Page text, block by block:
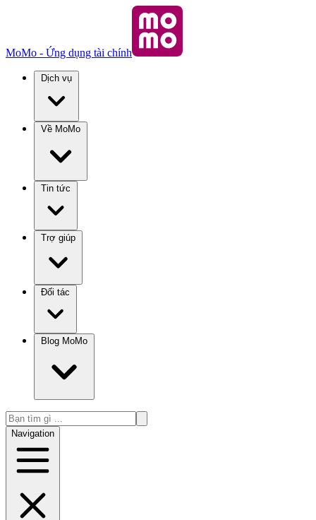
MoMo - Ứng dụng tài chính
Dịch vụ
Về MoMo
Tin tức
Trợ giúp
Đối tác
Blog MoMo
Navigation